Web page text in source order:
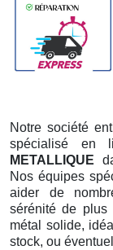
Notre société
spécialisé en
METALLIQUE
Nos équipes
aider de
sérénité de plus
métal solide,
stock, ou